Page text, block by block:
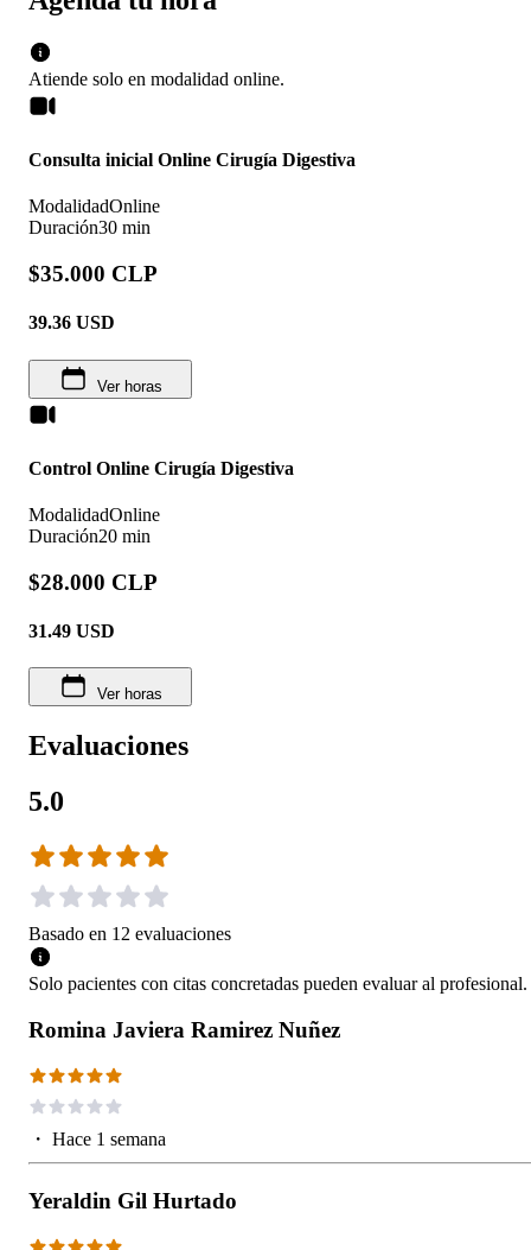
Atiende solo en modalidad online.
Consulta inicial Online Cirugía Digestiva
ModalidadOnline
Duración30 min
$35.000 CLP
39.36 USD
Ver horas
Control Online Cirugía Digestiva
ModalidadOnline
Duración20 min
$28.000 CLP
31.49 USD
Ver horas
Evaluaciones
5.0
Basado en 12 evaluaciones
Solo pacientes con citas concretadas pueden evaluar al profesional.
Romina Javiera Ramirez Nuñez
・ Hace 1 semana
Yeraldin Gil Hurtado